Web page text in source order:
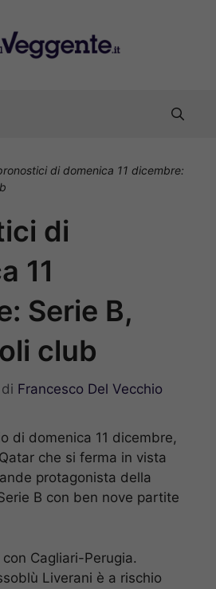
di domenica 11 dicembre:
di
11
Serie B,
club
di Francesco Del Vecchio
di domenica 11 dicembre,
che si ferma in vista
protagonista della
B con ben nove partite
Cagliari-Perugia.
Liverani è a rischio